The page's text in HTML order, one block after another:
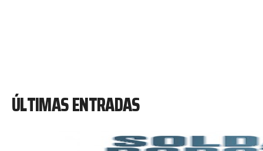
ÚLTIMAS ENTRADAS